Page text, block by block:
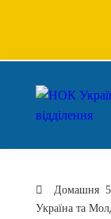
Домашня
Україна та